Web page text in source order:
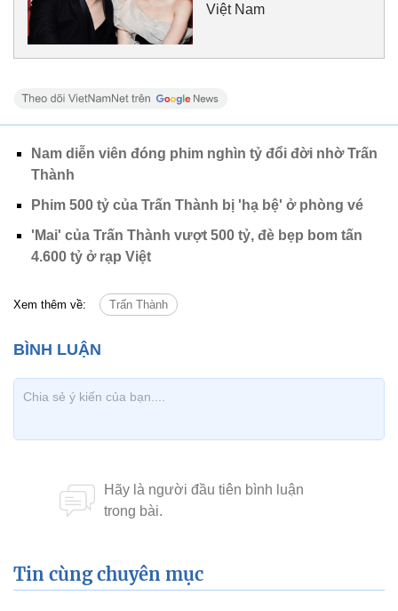
Việt Nam
Nam diễn viên đóng phim nghìn tỷ đổi đời nhờ Trấn
Thành
Phim 500 tỷ của Trấn Thành bị 'hạ bệ' ở phòng vé
'Mai' của Trấn Thành vượt 500 tỷ, đè bẹp bom tấn
4.600 tỷ ở rạp Việt
Xem thêm về: Trấn Thành
Tin cùng chuyên mục